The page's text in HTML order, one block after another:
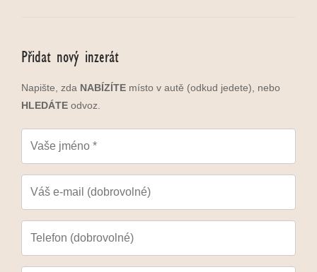
Přidat nový inzerát
Napište, zda NABÍZÍTE místo v autě (odkud jedete), nebo
HLEDÁTE odvoz.